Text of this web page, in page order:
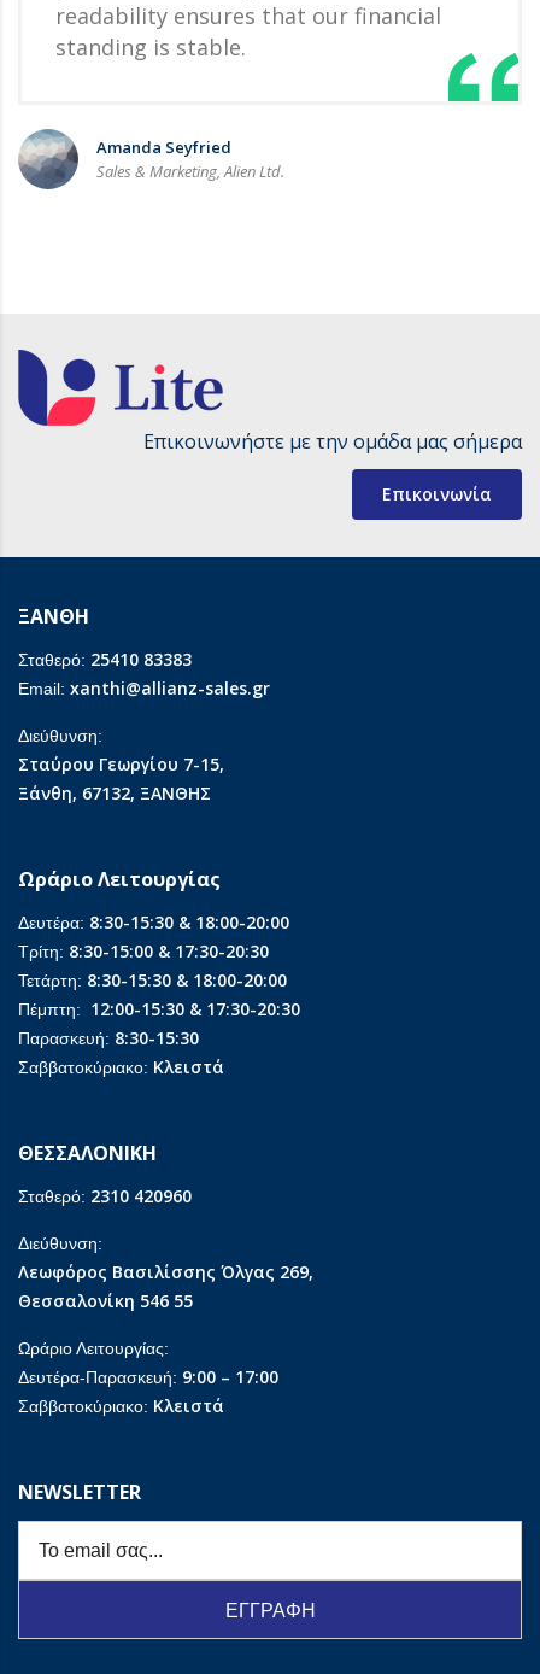
readability ensures that our financial
standing is stable.
Amanda Seyfried
Sales & Marketing, Alien Ltd.
Επικοινωνήστε με την ομάδα μας σήμερα
Επικοινωνία
ΞΑΝΘΗ
Σταθερό: 25410 83383
Email: xanthi@allianz-sales.gr
Διεύθυνση:
Σταύρου Γεωργίου 7-15,
Ξάνθη, 67132, ΞΑΝΘΗΣ
Ωράριο Λειτουργίας
Δευτέρα: 8:30-15:30 & 18:00-20:00
Τρίτη: 8:30-15:00 & 17:30-20:30
Τετάρτη: 8:30-15:30 & 18:00-20:00
Πέμπτη: 12:00-15:30 & 17:30-20:30
Παρασκευή: 8:30-15:30
Σαββατοκύριακο: Κλειστά
ΘΕΣΣΑΛΟΝΙΚΗ
Σταθερό: 2310 420960
Διεύθυνση:
Λεωφόρος Βασιλίσσης Όλγας 269,
Θεσσαλονίκη 546 55
Ωράριο Λειτουργίας:
Δευτέρα-Παρασκευή: 9:00 – 17:00
Σαββατοκύριακο: Κλειστά
NEWSLETTER
ΕΓΓΡΑΦΗ